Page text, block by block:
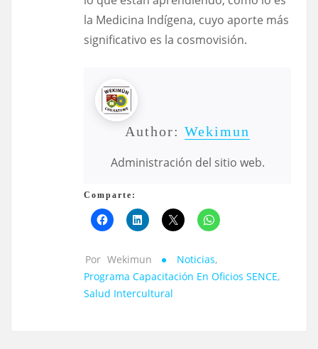
la Medicina Indígena, cuyo aporte más
significativo es la cosmovisión.
Author: Wekimun
Administración del sitio web.
Comparte:
Por Wekimun Noticias,
Programa Capacitación En Oficios SENCE,
Salud Intercultural